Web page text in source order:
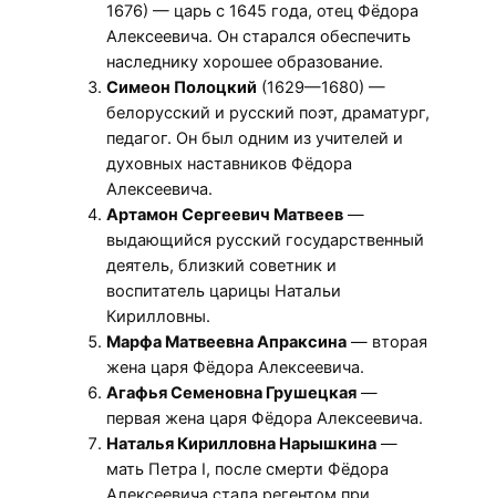
1676) — царь с 1645 года, отец Фёдора
Алексеевича. Он старался обеспечить
наследнику хорошее образование.
Симеон Полоцкий (1629—1680) —
белорусский и русский поэт, драматург,
педагог. Он был одним из учителей и
духовных наставников Фёдора
Алексеевича.
Артамон Сергеевич Матвеев —
выдающийся русский государственный
деятель, близкий советник и
воспитатель царицы Натальи
Кирилловны.
Марфа Матвеевна Апраксина — вторая
жена царя Фёдора Алексеевича.
Агафья Семеновна Грушецкая —
первая жена царя Фёдора Алексеевича.
Наталья Кирилловна Нарышкина —
мать Петра I, после смерти Фёдора